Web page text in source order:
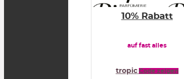
10% Rabatt
auf fast alles
tropic Code zeigen